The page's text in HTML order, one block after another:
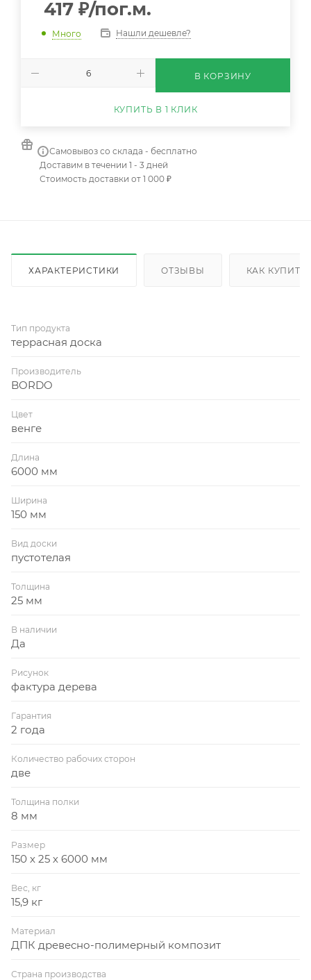
417 ₽/пог.м.
Много Нашли дешевле?
В КОРЗИНУ
КУПИТЬ В 1 КЛИК
Самовывоз со склада - бесплатно
Доставим в течении 1 - 3 дней
Стоимость доставки от 1 000 ₽
ХАРАКТЕРИСТИКИ ОТЗЫВЫ КАК КУПИТЬ
Тип продукта
террасная доска
Производитель
BORDO
Цвет
венге
Длина
6000 мм
Ширина
150 мм
Вид доски
пустотелая
Толщина
25 мм
В наличии
Да
Рисунок
фактура дерева
Гарантия
2 года
Количество рабочих сторон
две
Толщина полки
8 мм
Размер
150 х 25 х 6000 мм
Вес, кг
15,9 кг
Материал
ДПК древесно-полимерный композит
Страна производства